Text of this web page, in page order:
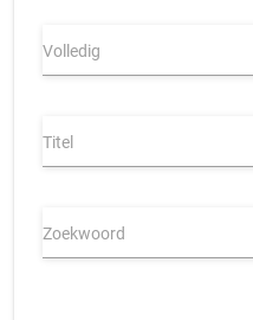
Volledig
Titel
Zoekwoord